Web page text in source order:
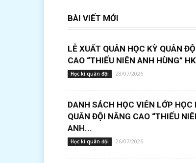
BÀI VIẾT MỚI
LỄ XUẤT QUÂN HỌC KỲ QUÂN
CAO “THIẾU NIÊN ANH HÙNG”
Học kì quân đội 28/07/2026
DANH SÁCH HỌC VIÊN LỚP HỌC
QUÂN ĐỘI NÂNG CAO “THIẾU
ANH...
Học kì quân đội 26/07/2026